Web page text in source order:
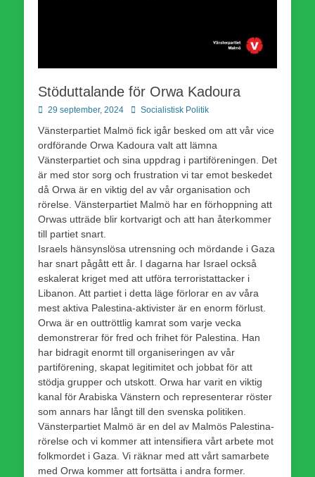
Stöduttalande för Orwa Kadoura
Publicerad
29 september, 2024 Författare
Socialistisk Politik
Vänsterpartiet Malmö fick igår besked om att vår vice
ordförande Orwa Kadoura valt att lämna
Vänsterpartiet och sina uppdrag i partiföreningen. Det
är med stor sorg och frustration vi tar emot beskedet
då Orwa är en viktig del av vår organisation och
rörelse. Vänsterpartiet Malmö har en förhoppning att
Orwas utträde blir kortvarigt och att han återkommer
till partiet snart.
Israels hänsynslösa utrensning och mördande i Gaza
har snart pågått ett år. I dagarna har Israel också
eskalerat kriget med att utföra terroristattacker i
Libanon. Att partiet i detta läge förlorar en av våra
mest aktiva Palestina-aktivister är en enorm förlust.
Orwa är en outtröttlig kamrat som varje vecka
demonstrerar för fred och frihet för Palestina. Han
har bidragit enormt till organiseringen av vår
partiförening, skapat legitimitet och jobbat för att
stödja grupper och utskott. Orwa har varit en viktig
kanal för Arabiska Vänstern och representerar röster
som annars har långt till den svenska politiken.
Vänsterpartiet Malmö är en del av Malmös Palestina-
rörelse och vi kommer att intensifiera vårt arbete mot
folkmordet i Gaza. Vi räknar med att vårt samarbete
med Orwa kommer att fortsätta i andra former.